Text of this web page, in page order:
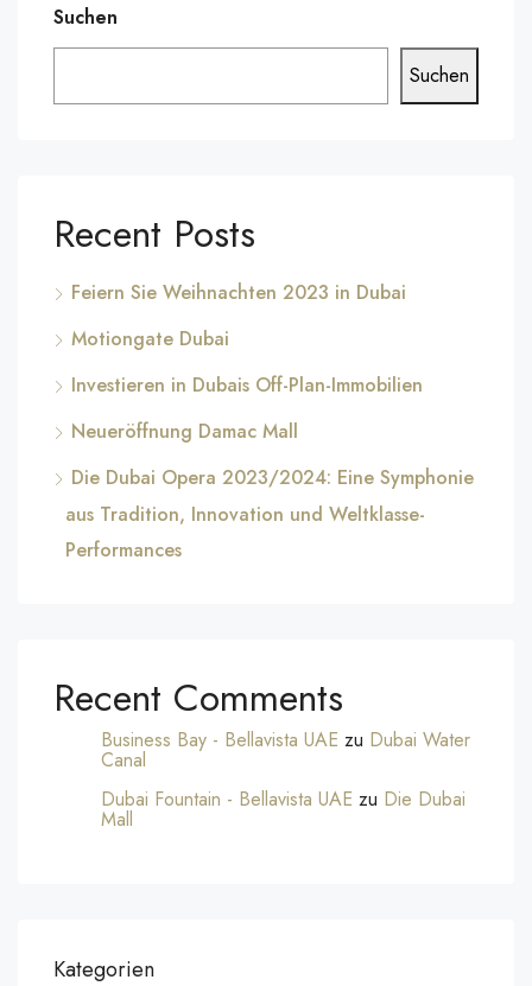
Suchen
Suchen
Recent Posts
Feiern Sie Weihnachten 2023 in Dubai
Motiongate Dubai
Investieren in Dubais Off-Plan-Immobilien
Neueröffnung Damac Mall
Die Dubai Opera 2023/2024: Eine Symphonie
aus Tradition, Innovation und Weltklasse-
Performances
Recent Comments
Business Bay - Bellavista UAE zu Dubai Water
Canal
Dubai Fountain - Bellavista UAE zu Die Dubai
Mall
Kategorien